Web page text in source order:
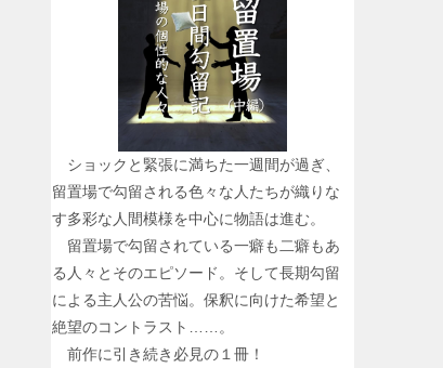
ショックと緊張に満ちた一週間が過ぎ、
留置場で勾留される色々な人たちが織りな
す多彩な人間模様を中心に物語は進む。
留置場で勾留されている一癖も二癖もあ
る人々とそのエピソード。そして長期勾留
による主人公の苦悩。保釈に向けた希望と
絶望のコントラスト……。
前作に引き続き必見の１冊！